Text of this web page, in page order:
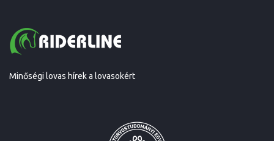
Minőségi lovas hírek a lovasokért